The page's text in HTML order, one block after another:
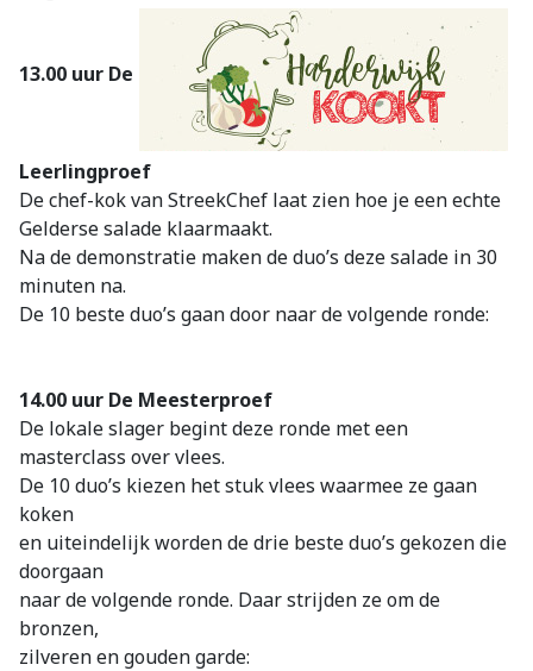
13.00 uur De
Leerlingproef
De chef-kok van StreekChef laat zien hoe je een echte
Gelderse salade klaarmaakt.
Na de demonstratie maken de duo’s deze salade in 30
minuten na.
De 10 beste duo’s gaan door naar de volgende ronde:
14.00 uur De Meesterproef
De lokale slager begint deze ronde met een
masterclass over vlees.
De 10 duo’s kiezen het stuk vlees waarmee ze gaan
koken
en uiteindelijk worden de drie beste duo’s gekozen die
doorgaan
naar de volgende ronde. Daar strijden ze om de
bronzen,
zilveren en gouden garde: